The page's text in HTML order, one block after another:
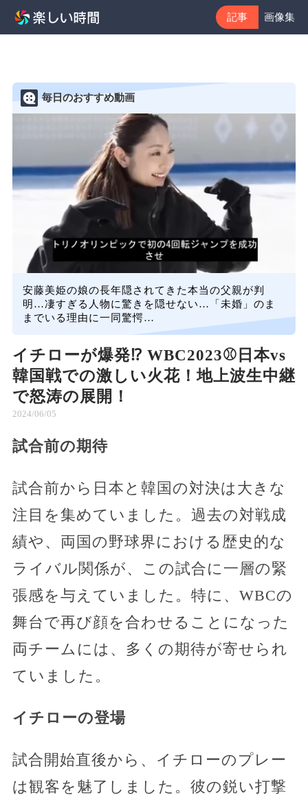
記事 画像集
毎日のおすすめ動画
安藤美姫の娘の長年隠されてきた本当の父親が判
明…凄すぎる人物に驚きを隠せない…「未婚」のま
までいる理由に一同驚愕…
イチローが爆発⁉︎ WBC2023⚾️日本vs
韓国戦での激しい火花！地上波生中継
で怒涛の展開！
2024/06/05
試合前の期待
試合前から日本と韓国の対決は大きな
注目を集めていました。過去の対戦成
績や、両国の野球界における歴史的な
ライバル関係が、この試合に一層の緊
張感を与えていました。特に、WBCの
舞台で再び顔を合わせることになった
両チームには、多くの期待が寄せられ
ていました。
イチローの登場
試合開始直後から、イチローのプレー
は観客を魅了しました。彼の鋭い打撃